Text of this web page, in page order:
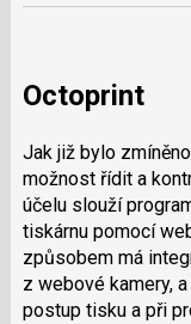
Octoprint
Jak již bylo
možnost řídit a
účelu slouží
tiskárnu pomocí
způsobem má
z webové kamery,
postup tisku a při